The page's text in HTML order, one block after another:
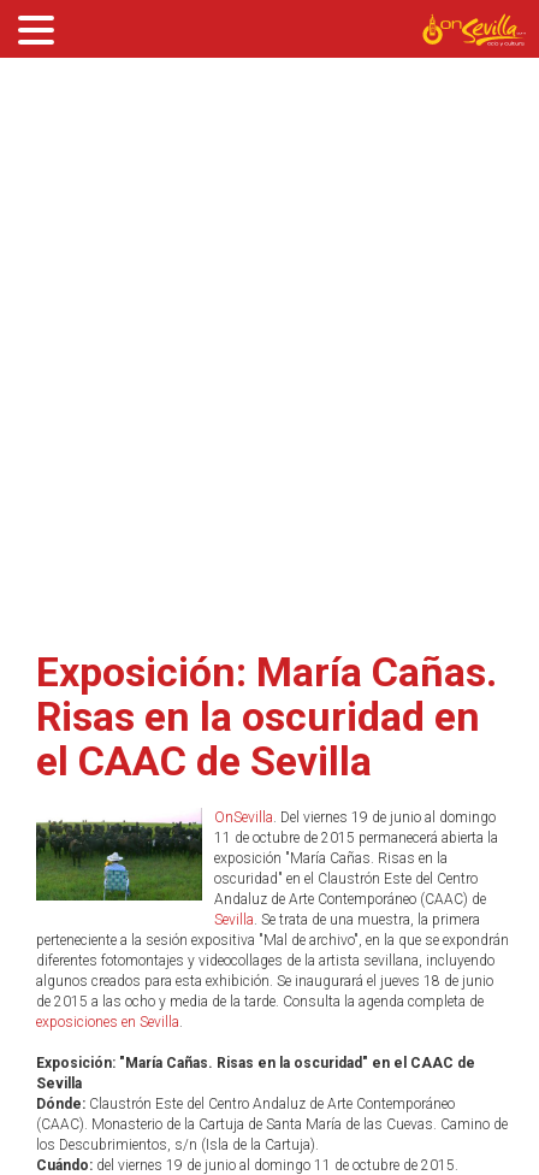
Exposición: María Cañas.
Risas en la oscuridad en
el CAAC de Sevilla
OnSevilla. Del viernes 19 de junio al domingo
11 de octubre de 2015 permanecerá abierta la
exposición "María Cañas. Risas en la
oscuridad" en el Claustrón Este del Centro
Andaluz de Arte Contemporáneo (CAAC) de
Sevilla. Se trata de una muestra, la primera
perteneciente a la sesión expositiva "Mal de archivo", en la que se expondrán
diferentes fotomontajes y videocollages de la artista sevillana, incluyendo
algunos creados para esta exhibición. Se inaugurará el jueves 18 de junio
de 2015 a las ocho y media de la tarde. Consulta la agenda completa de
exposiciones en Sevilla.
Exposición: "María Cañas. Risas en la oscuridad" en el CAAC de
Sevilla
Dónde: Claustrón Este del Centro Andaluz de Arte Contemporáneo
(CAAC). Monasterio de la Cartuja de Santa María de las Cuevas. Camino de
los Descubrimientos, s/n (Isla de la Cartuja).
Cuándo: del viernes 19 de junio al domingo 11 de octubre de 2015.